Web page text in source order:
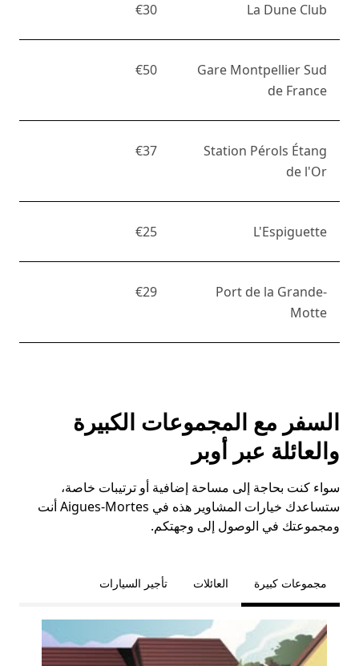
La Dune Club
€30
Gare Montpellier Sud
de France
€50
Station Pérols Étang
de l'Or
€37
L'Espiguette
€25
Port de la Grande-
Motte
€29
السفر مع المجموعات الكبيرة
والعائلة عبر أوبر
سواء كنت بحاجة إلى مساحة إضافية أو ترتيبات خاصة،
ستساعدك خيارات المشاوير هذه في Aigues-Mortes أنت
ومجموعتك في الوصول إلى وجهتكم.
مجموعات كبيرة العائلات تأجير السيارات